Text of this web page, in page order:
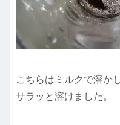
こちらはミルクで溶か
サラッと溶けました。